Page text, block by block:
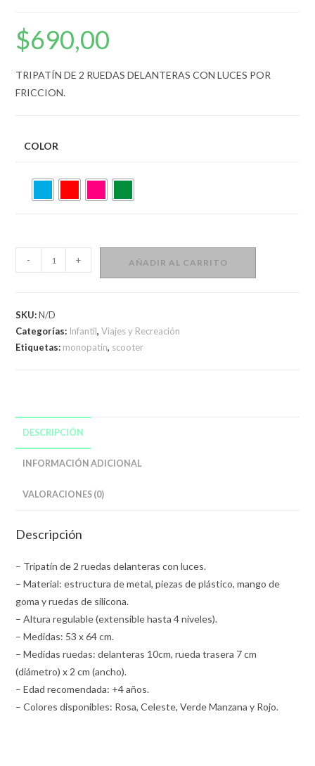
$690,00
TRIPATÍN DE 2 RUEDAS DELANTERAS CON LUCES POR
FRICCION.
COLOR
Monopatín
Tripatin
Led
En
cantidad
- + AÑADIR AL CARRITO
SKU:N/D
Categorías: Infantil,Viajes y Recreación
Etiquetas: monopatin, scooter
DESCRIPCIÓN
INFORMACIÓN ADICIONAL
VALORACIONES (0)
Descripción
– Tripatín de 2 ruedas delanteras con luces.
– Material: estructura de metal, piezas de plástico, mango de
goma y ruedas de silicona.
– Altura regulable (extensible hasta 4 niveles).
– Medidas: 53 x 64 cm.
– Medidas ruedas: delanteras 10cm, rueda trasera 7 cm
(diámetro) x 2 cm (ancho).
– Edad recomendada: +4 años.
– Colores disponibles: Rosa, Celeste, Verde Manzana y Rojo.